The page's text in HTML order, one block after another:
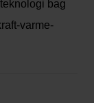
bag
varme-